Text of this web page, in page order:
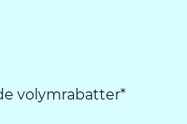
volymrabatter*